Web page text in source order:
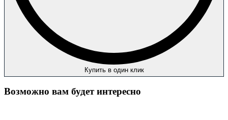
Купить в один клик
Возможно вам будет интересно